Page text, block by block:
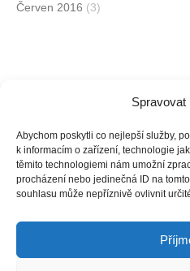
Spravovat
Abychom poskytli co nejlepší služby,
k informacím o zařízení, technologie
těmito technologiemi nám umožní
procházení nebo jedinečná ID na
souhlasu může nepříznivě ovlivnit
Červen 2016 (3)
Jsme na sociálních sítích
Facebook